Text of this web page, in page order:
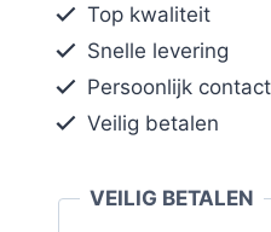
Top kwaliteit
Snelle levering
Persoonlijk contact
Veilig betalen
VEILIG BETALEN